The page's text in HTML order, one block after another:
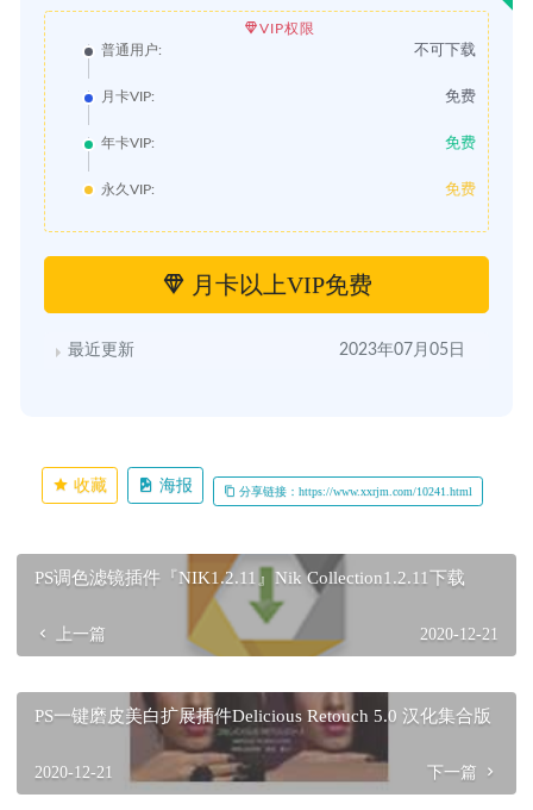
VIP权限
普通用户:
不可下载
月卡VIP: 免费
年卡VIP: 免费
永久VIP: 免费
月卡以上VIP免费
最近更新 2023年07月05日
收藏 海报 分享链接：https://www.xxrjm.com/10241.html
PS调色滤镜插件『NIK1.2.11』Nik Collection1.2.11下载
上一篇 2020-12-21
PS一键磨皮美白扩展插件Delicious Retouch 5.0 汉化集合版
2020-12-21 下一篇